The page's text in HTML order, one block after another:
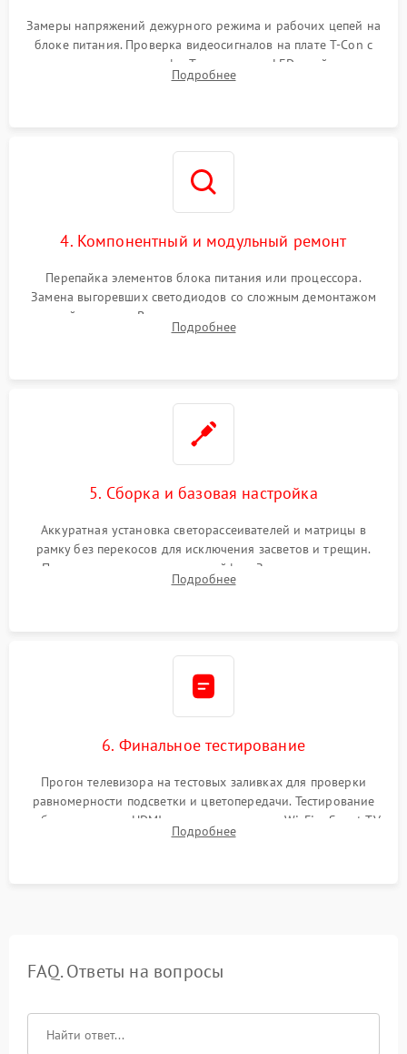
Замеры напряжений дежурного режима и рабочих цепей на
блоке питания. Проверка видеосигналов на плате T-Con с
помощью осциллографа. Тестирование LED-драйвера и
светодиодных планок подсветки мультиметром.
Подробнее
4. Компонентный и модульный ремонт
Перепайка элементов блока питания или процессора.
Замена выгоревших светодиодов со сложным демонтажом
хрупкой матрицы. Восстановление поврежденных дорожек,
прошивка микросхем памяти EEPROM
Подробнее
5. Сборка и базовая настройка
Аккуратная установка светорассеивателей и матрицы в
рамку без перекосов для исключения засветов и трещин.
Подключение внутренних шлейфов. Закрытие корпуса.
Сброс настроек и обновление программного обеспечения.
Подробнее
6. Финальное тестирование
Прогон телевизора на тестовых заливках для проверки
равномерности подсветки и цветопередачи. Тестирование
работы разъемов HDMI, динамиков, модуля Wi-Fi и Smart TV
в рабочем режиме в течение нескольких часов.
Подробнее
FAQ. Ответы на вопросы